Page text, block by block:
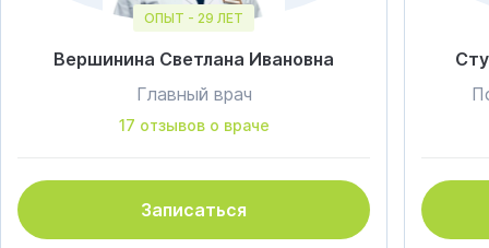
ОПЫТ - 29 ЛЕТ
Вершинина Светлана Ивановна
Главный врач
17 отзывов о враче
Записаться